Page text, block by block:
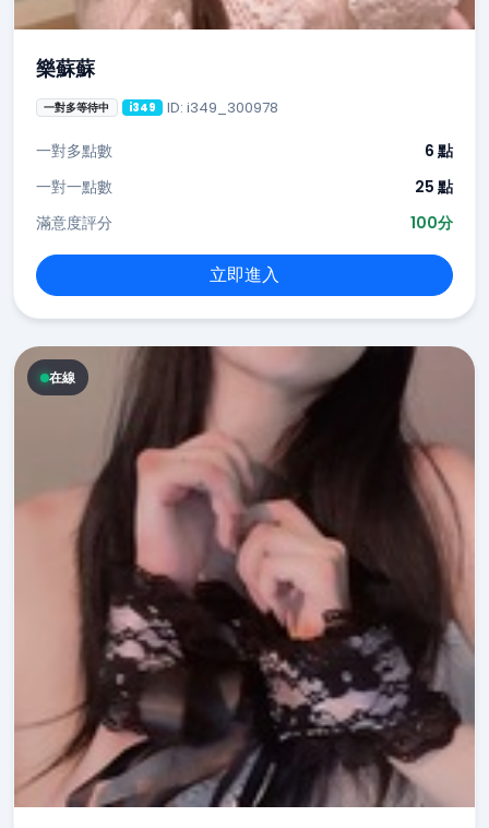
樂蘇蘇
一對多等待中 i349 ID: i349_300978
一對多點數
6 點
一對一點數
25 點
滿意度評分
100分
立即進入
在線